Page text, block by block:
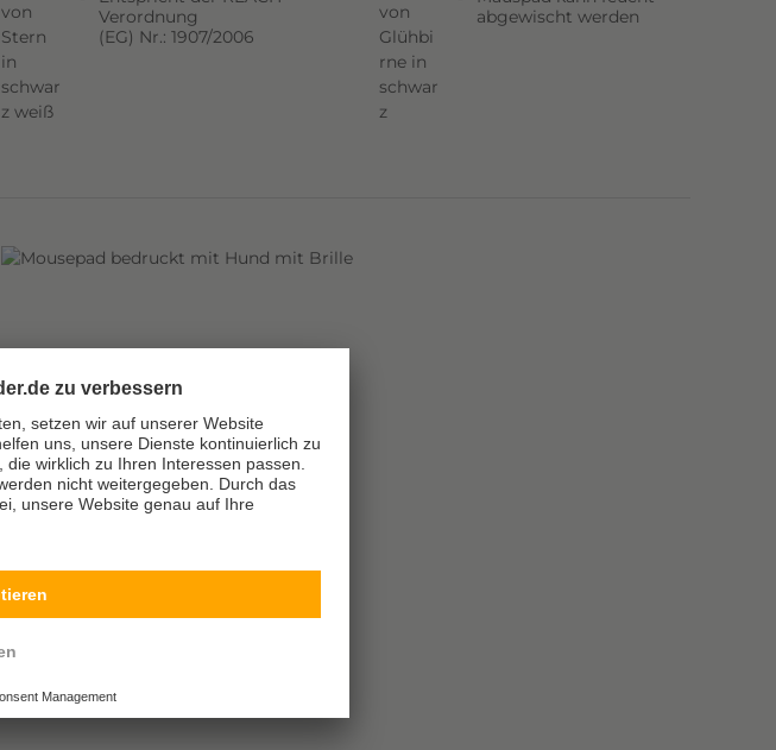
Verordnung
(EG) Nr.: 1907/2006
abgewischt werden